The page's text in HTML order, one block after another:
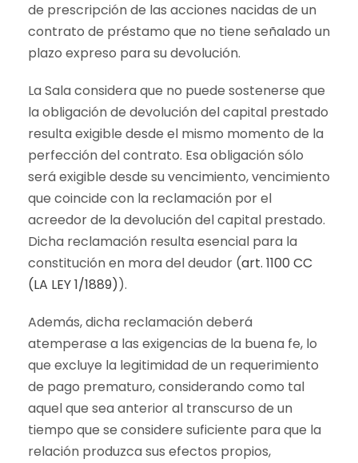
de prescripción de las acciones nacidas de un
contrato de préstamo que no tiene señalado un
plazo expreso para su devolución.
La Sala considera que no puede sostenerse que
la obligación de devolución del capital prestado
resulta exigible desde el mismo momento de la
perfección del contrato. Esa obligación sólo
será exigible desde su vencimiento, vencimiento
que coincide con la reclamación por el
acreedor de la devolución del capital prestado.
Dicha reclamación resulta esencial para la
constitución en mora del deudor (art. 1100 CC
(LA LEY 1/1889)).
Además, dicha reclamación deberá
atemperase a las exigencias de la buena fe, lo
que excluye la legitimidad de un requerimiento
de pago prematuro, considerando como tal
aquel que sea anterior al transcurso de un
tiempo que se considere suficiente para que la
relación produzca sus efectos propios,